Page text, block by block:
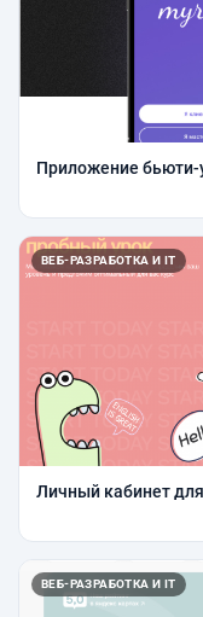
Приложение бьюти-
ВЕБ-РАЗРАБОТКА И IT
Личный кабинет
ВЕБ-РАЗРАБОТКА И IT